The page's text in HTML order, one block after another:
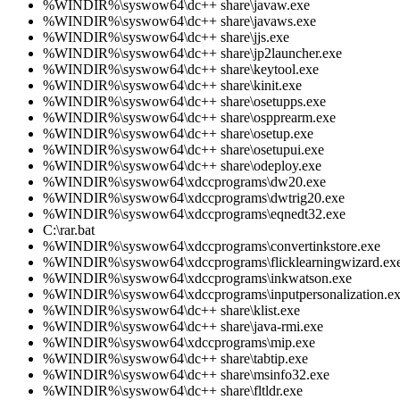
%WINDIR%\syswow64\dc++ share\javaw.exe
%WINDIR%\syswow64\dc++ share\javaws.exe
%WINDIR%\syswow64\dc++ share\jjs.exe
%WINDIR%\syswow64\dc++ share\jp2launcher.exe
%WINDIR%\syswow64\dc++ share\keytool.exe
%WINDIR%\syswow64\dc++ share\kinit.exe
%WINDIR%\syswow64\dc++ share\osetupps.exe
%WINDIR%\syswow64\dc++ share\ospprearm.exe
%WINDIR%\syswow64\dc++ share\osetup.exe
%WINDIR%\syswow64\dc++ share\osetupui.exe
%WINDIR%\syswow64\dc++ share\odeploy.exe
%WINDIR%\syswow64\xdccprograms\dw20.exe
%WINDIR%\syswow64\xdccprograms\dwtrig20.exe
%WINDIR%\syswow64\xdccprograms\eqnedt32.exe
C:\rar.bat
%WINDIR%\syswow64\xdccprograms\convertinkstore.exe
%WINDIR%\syswow64\xdccprograms\inkwatson.exe
%WINDIR%\syswow64\dc++ share\klist.exe
%WINDIR%\syswow64\dc++ share\java-rmi.exe
%WINDIR%\syswow64\xdccprograms\mip.exe
%WINDIR%\syswow64\dc++ share\tabtip.exe
%WINDIR%\syswow64\dc++ share\msinfo32.exe
%WINDIR%\syswow64\dc++ share\fltldr.exe